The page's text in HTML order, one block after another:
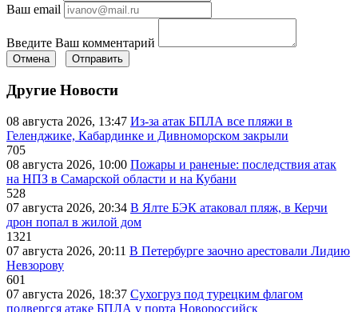
Ваш email
Введите Ваш комментарий
Отмена Отправить
Другие Новости
08 августа 2026, 13:47 Из-за атак БПЛА все пляжи в
Геленджике, Кабардинке и Дивноморском закрыли
705
08 августа 2026, 10:00 Пожары и раненые: последствия атак
на НПЗ в Самарской области и на Кубани
528
07 августа 2026, 20:34 В Ялте БЭК атаковал пляж, в Керчи
дрон попал в жилой дом
1321
07 августа 2026, 20:11 В Петербурге заочно арестовали Лидию
Невзорову
601
07 августа 2026, 18:37 Сухогруз под турецким флагом
подвергся атаке БПЛА у порта Новороссийск